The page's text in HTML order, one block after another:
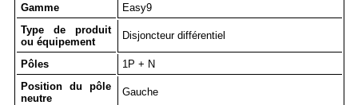
Gamme
Easy9
Type de produit
ou équipement
Disjoncteur différentiel
Pôles
1P + N
Position du pôle
neutre
Gauche